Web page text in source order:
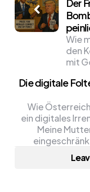
navigation
Der
Wie
den
mit
Die digitale
Wie
ein digitales
Meine